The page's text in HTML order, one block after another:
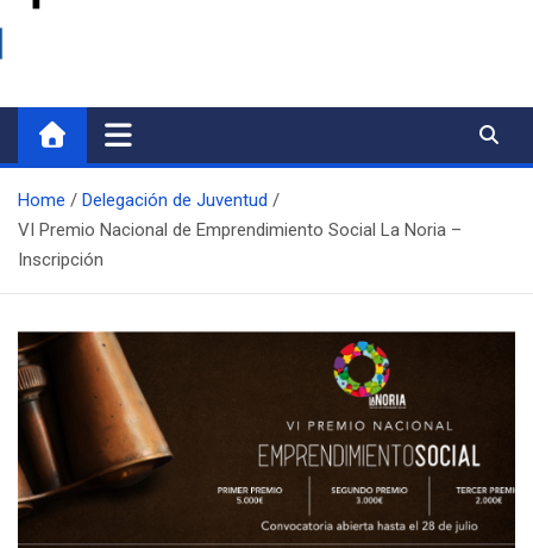
Home
Delegación de Juventud
VI Premio Nacional de Emprendimiento Social La Noria –
Inscripción